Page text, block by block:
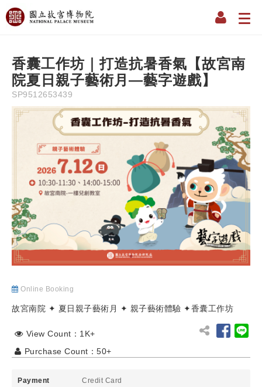
Description Information Precaution
香囊工作坊｜打造抗暑香氣【故宮南
院夏日親子藝術月—藝字遊戲】
SP9512653439
Online Booking
故宮南院 ✦ 夏日親子藝術月 ✦ 親子藝術體驗 ✦香囊工作坊
View Count：1K+
Purchase Count：50+
Payment
Credit Card